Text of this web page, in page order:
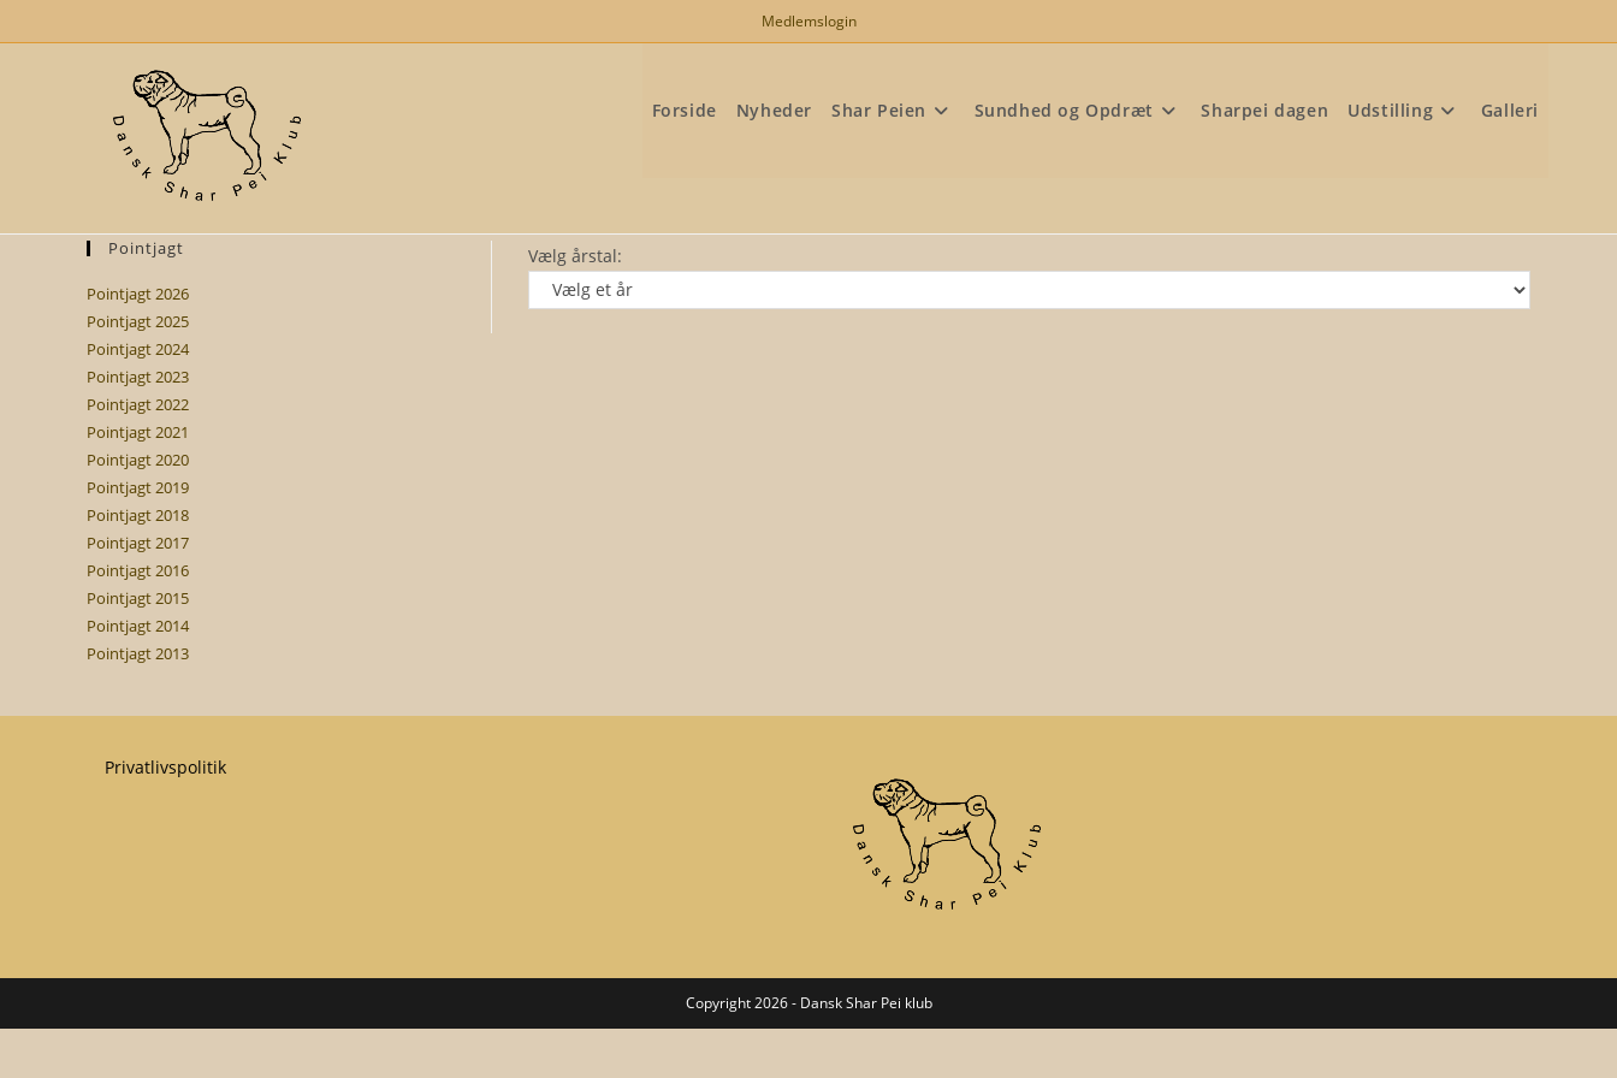
to
Medlemslogin
Forside Nyheder Shar Peien Sundhed og Opdræt Sharpei dagen Udstilling Galleri
Vælg årstal:
Pointjagt
Pointjagt 2026
Pointjagt 2025
Pointjagt 2024
Pointjagt 2023
Pointjagt 2022
Pointjagt 2021
Pointjagt 2020
Pointjagt 2019
Pointjagt 2018
Pointjagt 2017
Pointjagt 2016
Pointjagt 2015
Pointjagt 2014
Pointjagt 2013
Privatlivspolitik
Copyright 2026 - Dansk Shar Pei klub